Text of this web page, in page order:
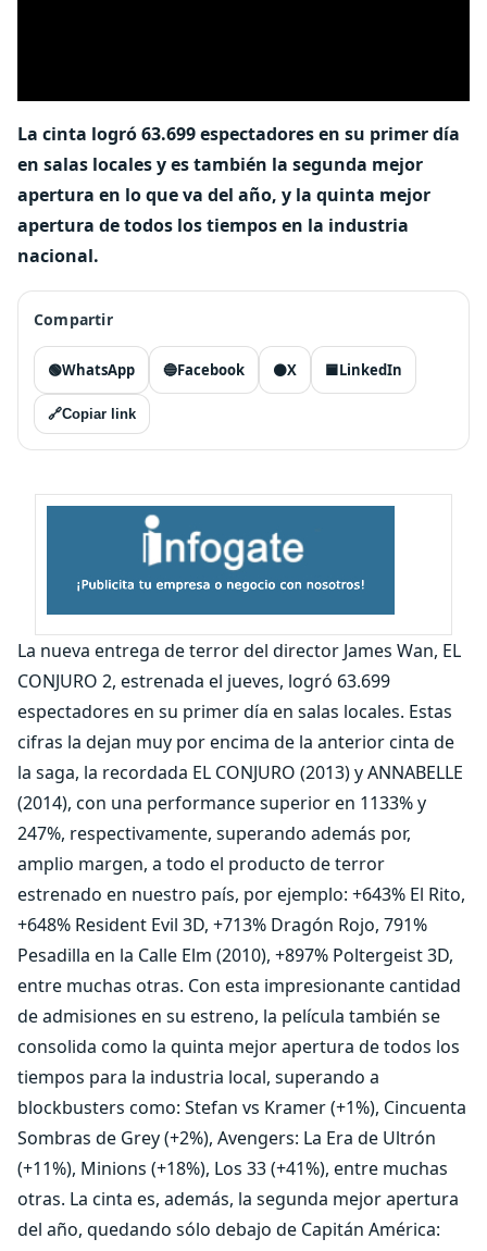
La cinta logró 63.699 espectadores en su primer día
en salas locales y es también la segunda mejor
apertura en lo que va del año, y la quinta mejor
apertura de todos los tiempos en la industria
nacional.
Compartir
🟢WhatsApp 🔵Facebook ⚫X 🟦LinkedIn
🔗Copiar link
La nueva entrega de terror del director James Wan, EL
CONJURO 2, estrenada el jueves, logró 63.699
espectadores en su primer día en salas locales. Estas
cifras la dejan muy por encima de la anterior cinta de
la saga, la recordada EL CONJURO (2013) y ANNABELLE
(2014), con una performance superior en 1133% y
247%, respectivamente, superando además por,
amplio margen, a todo el producto de terror
estrenado en nuestro país, por ejemplo: +643% El Rito,
+648% Resident Evil 3D, +713% Dragón Rojo, 791%
Pesadilla en la Calle Elm (2010), +897% Poltergeist 3D,
entre muchas otras. Con esta impresionante cantidad
de admisiones en su estreno, la película también se
consolida como la quinta mejor apertura de todos los
tiempos para la industria local, superando a
blockbusters como: Stefan vs Kramer (+1%), Cincuenta
Sombras de Grey (+2%), Avengers: La Era de Ultrón
(+11%), Minions (+18%), Los 33 (+41%), entre muchas
otras. La cinta es, además, la segunda mejor apertura
del año, quedando sólo debajo de Capitán América: